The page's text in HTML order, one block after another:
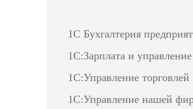
1С Бухгалтерия
1С:Зарплата и
1С:Управление торговлей
1С:Управление нашей